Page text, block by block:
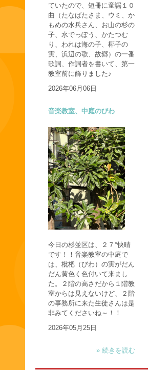
ていたので、短冊に童謡１０
曲（たなばたさま、ウミ、か
もめの水兵さん、お山の杉の
子、水でっぽう、かたつむ
り、われは海の子、椰子の
実、浜辺の歌、故郷）の一番
歌詞、作詞者を書いて、第一
教室前に飾りました♪
2026年06月06日
音楽教室、中庭のびわ
今日の杉並区は、２７°快晴
です！！音楽教室の中庭で
は、枇杷（びわ）の実がだん
だん黄色く色付いて来まし
た。２階の高さだから１階教
室からは見えないけど、２階
の事務所に来た生徒さんは是
非みてくださいね～！！
2026年05月25日
» 続きを読む